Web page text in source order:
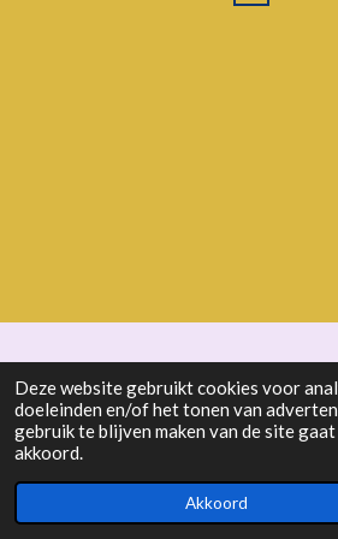
Deze website gebruikt cookies voor
doeleinden en/of het tonen van
gebruik te blijven maken van de site
akkoord.
Akkoord
© 2018 - 2026 seniorenbond "De
Telefoonnummer